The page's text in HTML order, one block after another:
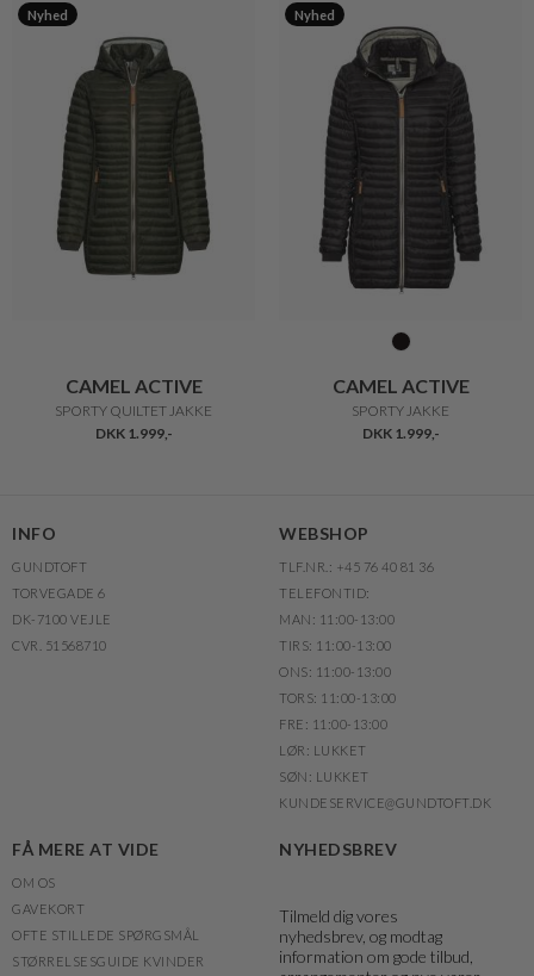
Nyhed
CAMEL ACTIVE
SPORTY QUILTET JAKKE
DKK 1.999,-
Nyhed
CAMEL ACTIVE
SPORTY JAKKE
DKK 1.999,-
INFO
GUNDTOFT
TORVEGADE 6
DK-7100 VEJLE
CVR. 51568710
WEBSHOP
TLF.NR.: +45 76 40 81 36
TELEFONTID:
MAN: 11:00-13:00
TIRS: 11:00-13:00
ONS: 11:00-13:00
TORS: 11:00-13:00
FRE: 11:00-13:00
LØR: LUKKET
SØN: LUKKET
KUNDESERVICE@GUNDTOFT.DK
FÅ MERE AT VIDE
OM OS
GAVEKORT
OFTE STILLEDE SPØRGSMÅL
STØRRELSESGUIDE KVINDER
NYHEDSBREV
Tilmeld dig vores
nyhedsbrev, og modtag
information om gode tilbud,